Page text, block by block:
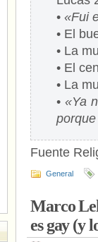
• «Fui
• El
• La
• El
• La
•«Ya
Fuente
General
Marco
es gay (y